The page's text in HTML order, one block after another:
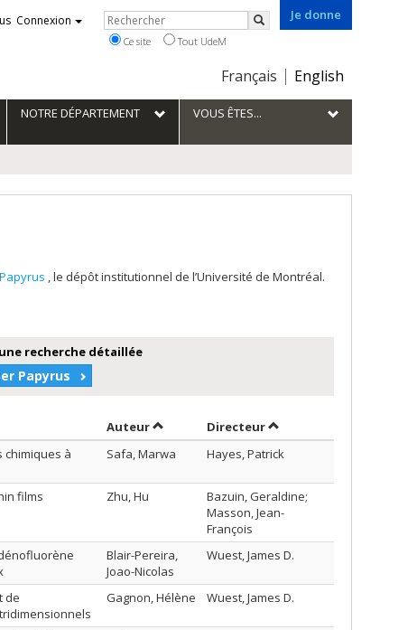
Je donne
Choix
la
langue
Français English
Connexion Rechercher
Rechercher
Ce site Tout UdeM
NOTRE DÉPARTEMENT VOUS ÊTES...
Papyrus , le dépôt institutionnel de l’Université de Montréal.
recherche détaillée
Papyrus
AuteurTrier par auteur en ordre décroissant
Directeurpar contributeur en
chimiques à
Safa, Marwa Hayes, Patrick
films Zhu, Hu
Bazuin, Geraldine;
Masson, Jean-
François
Blair-Pereira,
Joao-Nicolas
Wuest, James D.
de
Gagnon, Hélène Wuest, James D.